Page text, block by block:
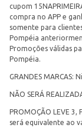
cupom
compra no APP e
somente para
Pompéia
Promoções válidas
Pompéia.
GRANDES MARCAS:
NÃO SERÁ
PROMOÇÃO LEVE
será equivalente ao